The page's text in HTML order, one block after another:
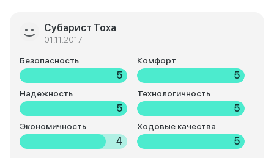
Субарист Тоха
01.11.2017
Безопасность
5
Комфорт
5
Надежность
5
Технологичность
5
Экономичность
4
Ходовые качества
5